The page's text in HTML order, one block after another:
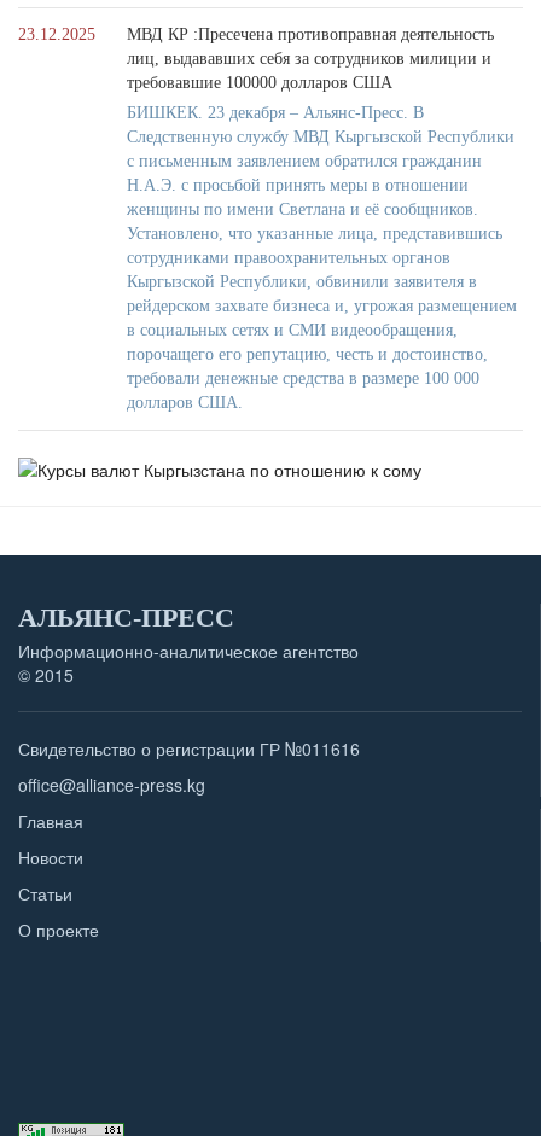
23.12.2025
МВД КР :Пресечена противоправная деятельность
лиц, выдававших себя за сотрудников милиции и
требовавшие 100000 долларов США
БИШКЕК. 23 декабря – Альянс-Пресс. В
Следственную службу МВД Кыргызской Республики
с письменным заявлением обратился гражданин
Н.А.Э. с просьбой принять меры в отношении
женщины по имени Светлана и её сообщников.
Установлено, что указанные лица, представившись
сотрудниками правоохранительных органов
Кыргызской Республики, обвинили заявителя в
рейдерском захвате бизнеса и, угрожая размещением
в социальных сетях и СМИ видеообращения,
порочащего его репутацию, честь и достоинство,
требовали денежные средства в размере 100 000
долларов США.
АЛЬЯНС-ПРЕСС
Информационно-аналитическое агентство
© 2015
Свидетельство о регистрации ГР №011616
office@alliance-press.kg
Главная
Новости
Статьи
О проекте